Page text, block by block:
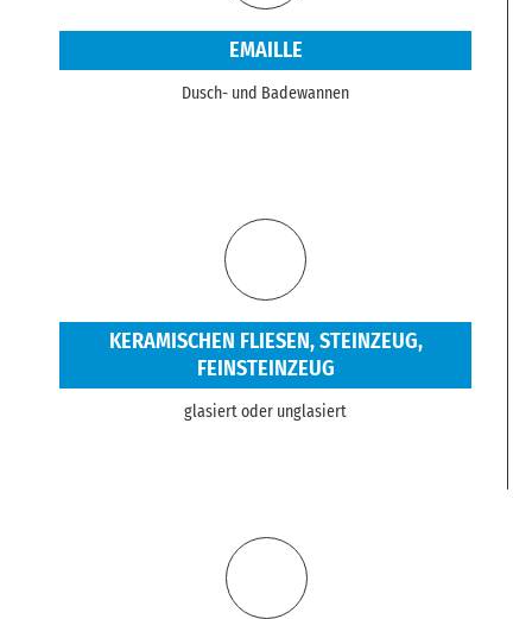
EMAILLE
Dusch- und Badewannen
KERAMISCHEN FLIESEN, STEINZEUG,
FEINSTEINZEUG
glasiert oder unglasiert